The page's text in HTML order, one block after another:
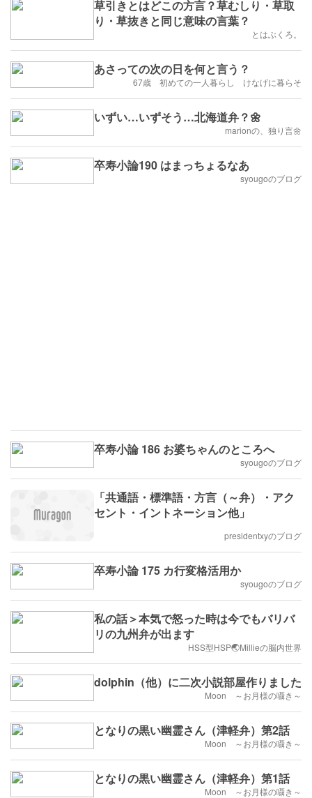
草引きとはどこの方言？草むしり・草取
り・草抜きと同じ意味の言葉？
とはぶくろ。
あさっての次の日を何と言う？
67歳 初めての一人暮らし けなげに暮らそ
いずい…いずそう…北海道弁？🌼
marionの、独り言🌼
卒寿小論190 はまっちょるなあ
syougoのブログ
卒寿小論 186 お婆ちゃんのところへ
syougoのブログ
「共通語・標準語・方言（～弁）・アク
セント・イントネーション他」
presidentxyのブログ
卒寿小論 175 カ行変格活用か
syougoのブログ
私の話＞本気で怒った時は今でもバリバ
リの九州弁が出ます
HSS型HSP🌏Millieの脳内世界
dolphin（他）に二次小説部屋作りました
Moon ～お月様の囁き～
となりの黒い幽霊さん（津軽弁）第2話
Moon ～お月様の囁き～
となりの黒い幽霊さん（津軽弁）第1話
Moon ～お月様の囁き～